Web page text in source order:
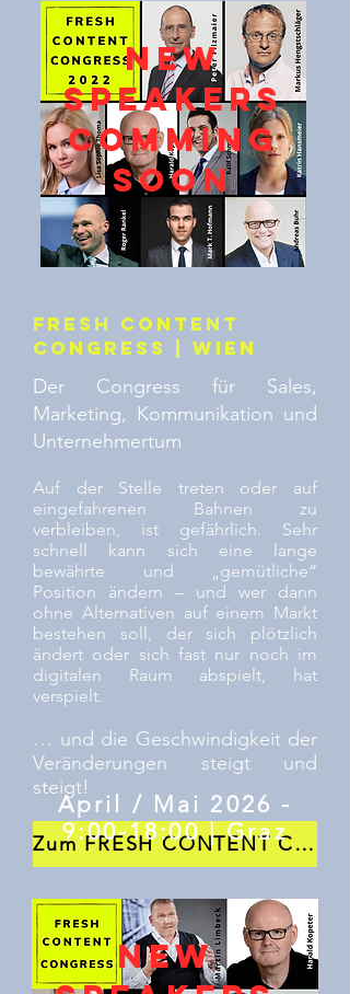
NEW
Speakers
Comming
soon
FRESH CONTENT
Congress | Wien
Der Congress für Sales,
Marketing, Kommunikation und
Unternehmertum
Auf der Stelle treten oder auf
eingefahrenen Bahnen zu
verbleiben, ist gefährlich. Sehr
schnell kann sich eine lange
bewährte und „gemütliche“
Position ändern – und wer dann
ohne Alternativen auf einem Markt
bestehen soll, der sich plötzlich
ändert oder sich fast nur noch im
digitalen Raum abspielt, hat
verspielt.
… und die Geschwindigkeit der
Veränderungen steigt und
steigt!
Zum FRESH CONTENT Congress >>>
April / Mai 2026 -
9:00-18:00 | Graz
NEW